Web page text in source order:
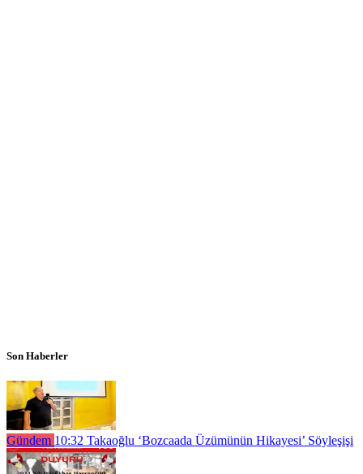
Son Haberler
Gündem 10:32 Takaoğlu ‘Bozcaada Üzümünün Hikayesi’ Söyleşişi